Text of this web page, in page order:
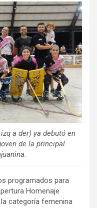
a der) ya debutó en
de la principal
programados para
Homenaje
categoría femenina